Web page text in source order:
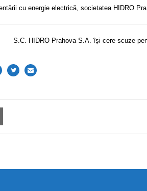
cu energie electrică, societatea HIDRO
S.C. HIDRO Prahova S.A. își cere scuze